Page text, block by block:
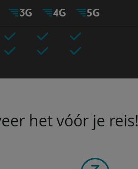
het vóór je reis!